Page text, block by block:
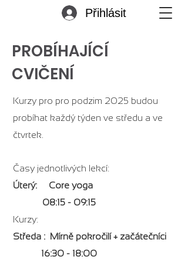
Přihlásit
PROBÍHAJÍCÍ
CVIČENÍ
Kurzy pro pro podzim 2025 budou
probíhat každý týden ve středu a ve
čtvrtek.
Časy jednotlivých lekcí:
Úterý: Core yoga
08:15 - 09:15
Kurzy:
Středa : Mírně pokročilí + začátečníci
16:30 - 18:00